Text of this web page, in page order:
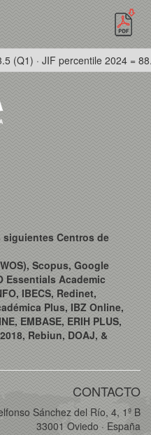
(Q1) · JIF percentile 2024 =
Centros de
Scopus, Google
Essentials Academic
IBECS, Redinet,
Plus, IBZ Online,
EMBASE, ERIH PLUS,
Rebiun, DOAJ, &
CONTACTO
Sánchez del Río, 4, 1º B
33001 Oviedo · España